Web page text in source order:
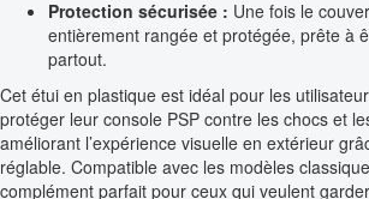
Protection sécurisée : Une fois le
entièrement rangée et protégée, prête à
partout.
Cet étui en plastique est idéal pour les
protéger leur console PSP contre les chocs et
améliorant l’expérience visuelle en extérieur
réglable. Compatible avec les modèles
complément parfait pour ceux qui veulent